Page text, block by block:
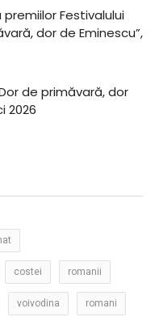
Festivalului
dor de Eminescu”,
de primăvară, dor
2026
costei romanii
voivodina romani